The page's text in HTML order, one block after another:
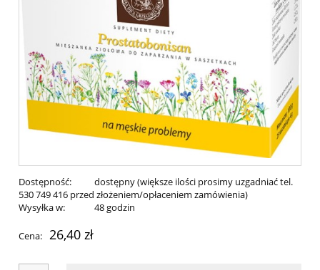
Dostępność:
dostępny (większe ilości prosimy uzgadniać tel.
530 749 416 przed złożeniem/opłaceniem zamówienia)
Wysyłka w:
48 godzin
Cena: 26,40 zł